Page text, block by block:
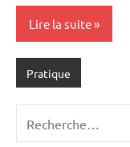
Lire la suite
Pratique
pour